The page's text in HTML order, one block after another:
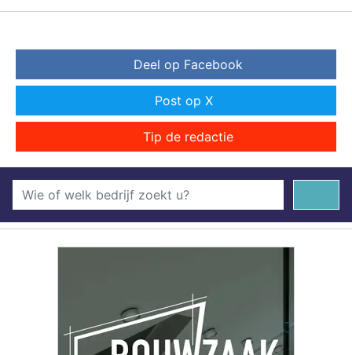
Deel op Facebook
Post op X
Tip de redactie